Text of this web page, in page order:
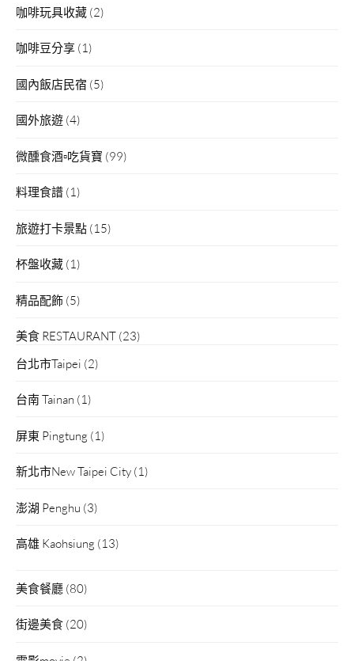
咖啡玩具收藏 (2)
咖啡豆分享 (1)
國內飯店民宿 (5)
國外旅遊 (4)
微醺食酒▫吃貨寶 (99)
料理食譜 (1)
旅遊打卡景點 (15)
杯盤收藏 (1)
精品配飾 (5)
美食 RESTAURANT (23)
台北市Taipei (2)
台南 Tainan (1)
屏東 Pingtung (1)
新北市New Taipei City (1)
澎湖 Penghu (3)
高雄 Kaohsiung (13)
美食餐廳 (80)
街邊美食 (20)